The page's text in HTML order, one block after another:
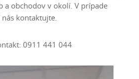
a obchodov v okolí. V prípade
kontaktujte.
0911 441 044